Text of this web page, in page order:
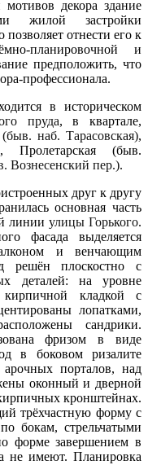
декора здание
жилой застройки
отнести его к
планировочной и
предположить, что
профессионала.
в историческом
пруда, в квартале,
(быв. наб. Тарасовская),
Пролетарская (быв.
Вознесенский пер.).
друг к другу
основная часть
линииулицы Горького.
фасада выделяется
и венчающим
решён плоскостно с
деталей: на уровне
кладкой с
лопатками,
сандрики.
фризом в виде
в боковом ризалите
порталов, над
оконный и дверной
кронштейнах.
трёхчастную форму с
бокам, стрельчатыми
форме завершением в
не имеют. Планировка